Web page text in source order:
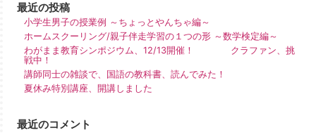
最近の投稿
小学生男子の授業例 ～ちょっとやんちゃ編～
ホームスクーリング/親子伴走学習の１つの形 ～数学検定編～
わがまま教育シンポジウム、12/13開催！ クラファン、挑
戦中！
講師同士の雑談で、国語の教科書、読んでみた！
夏休み特別講座、開講しました
最近のコメント